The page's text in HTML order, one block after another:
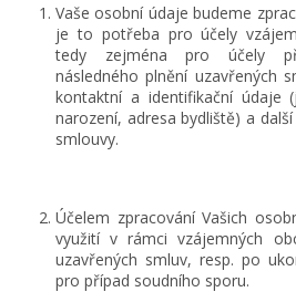
Vaše osobní údaje budeme
je to potřeba pro účely
tedy zejména pro účely
následného plnění uzavřených
kontaktní a identifikační údaje
narození, adresa bydliště) a
smlouvy.
Účelem zpracování Vašich
využití v rámci vzájemných
uzavřených smluv, resp. po
pro případ soudního sporu.